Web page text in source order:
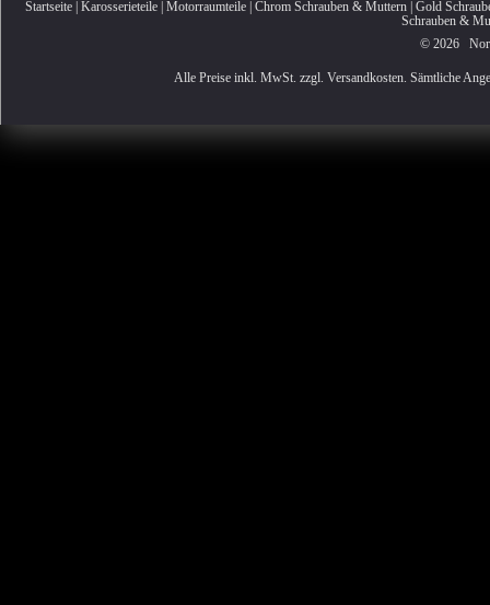
Startseite| Karosserieteile| Motorraumteile| Chrom Schrauben & Muttern| Gold
Schrauben &
© 2026
Alle Preise inkl. MwSt. zzgl. Versandkosten. Sämtliche